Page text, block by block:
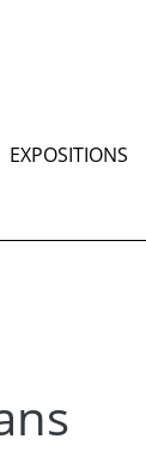
EXPOSITIONS